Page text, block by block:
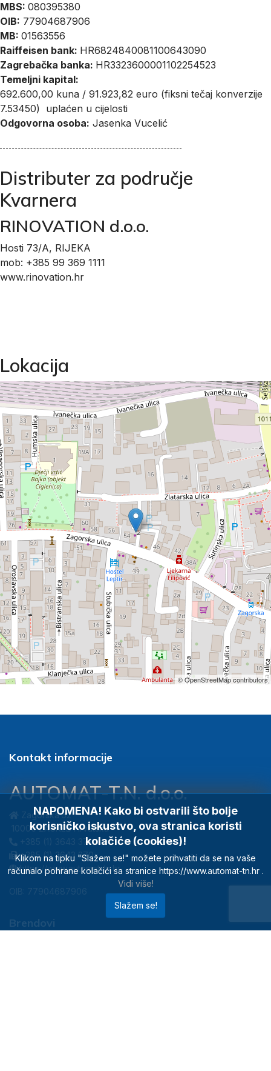
MBS: 080395380
OIB: 77904687906
MB: 01563556
Raiffeisen bank: HR6824840081100643090
Zagrebačka banka: HR3323600001102254523
Temeljni kapital:
692.600,00 kuna / 91.923,82 euro (fiksni tečaj konverzije
7.53450) uplaćen u cijelosti
Odgovorna osoba: Jasenka Vucelić
Distributer za područje
Kvarnera
RINOVATION d.o.o.
Hosti 73/A, RIJEKA
mob: +385 99 369 1111
www.rinovation.hr
Lokacija
© OpenStreetMap contributors
Kontakt informacije
AUTOMAT-T.N. d.o.o.
Zagorska 52
10000 ZAGREB Hrvatska
+385 (1) 3643 371
+385 (1) 3643 370
https://www.automat-tn.hr
OIB: 77904687906
Brendovi
NAPOMENA! Kako bi ostvarili što bolje
korisničko iskustvo, ova stranica koristi
kolačiće (cookies)!
Klikom na tipku "Slažem se!" možete prihvatiti da se na vaše
računalo pohrane kolačići sa stranice https://www.automat-tn.hr .
Vidi više!
Slažem se!